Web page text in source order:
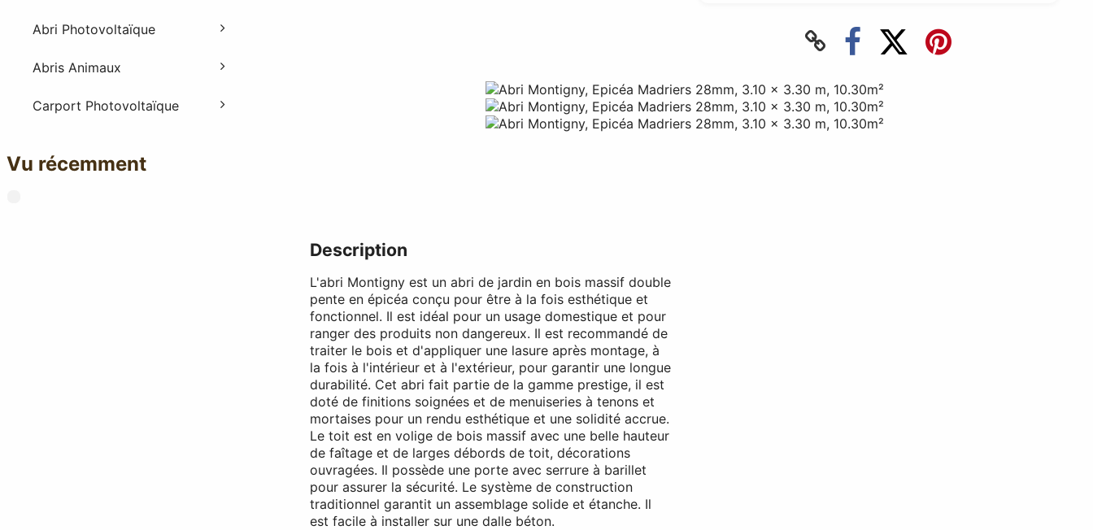
Abri Photovoltaïque
Abris Animaux
Carport Photovoltaïque
Vu récemment
Description
L'abri Montigny est un abri de jardin en bois massif double
pente en épicéa conçu pour être à la fois esthétique et
fonctionnel. Il est idéal pour un usage domestique et pour
ranger des produits non dangereux. Il est recommandé de
traiter le bois et d'appliquer une lasure après montage, à
la fois à l'intérieur et à l'extérieur, pour garantir une longue
durabilité. Cet abri fait partie de la gamme prestige, il est
doté de finitions soignées et de menuiseries à tenons et
mortaises pour un rendu esthétique et une solidité accrue.
Le toit est en volige de bois massif avec une belle hauteur
de faîtage et de larges débords de toit, décorations
ouvragées. Il possède une porte avec serrure à barillet
pour assurer la sécurité. Le système de construction
traditionnel garantit un assemblage solide et étanche. Il
est facile à installer sur une dalle béton.